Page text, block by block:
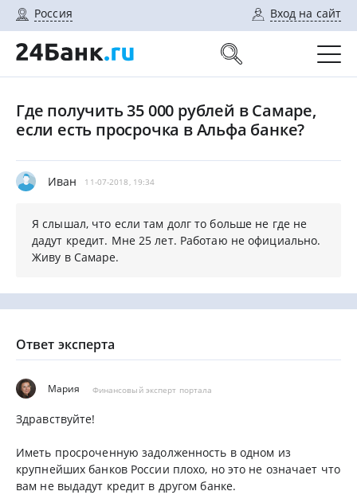
Россия Вход на сайт
Где получить 35 000 рублей в Самаре,
если есть просрочка в Альфа банке?
Иван 11-07-2018, 19:34
Я слышал, что если там долг то больше не где не
дадут кредит. Мне 25 лет. Работаю не официально.
Живу в Самаре.
Ответ эксперта
Мария Финансовый эксперт портала
Здравствуйте!
Иметь просроченную задолженность в одном из
крупнейших банков России плохо, но это не означает что
вам не выдадут кредит в другом банке.